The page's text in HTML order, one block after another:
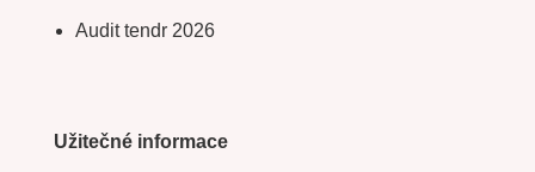
Audit tendr 2026
Užitečné informace